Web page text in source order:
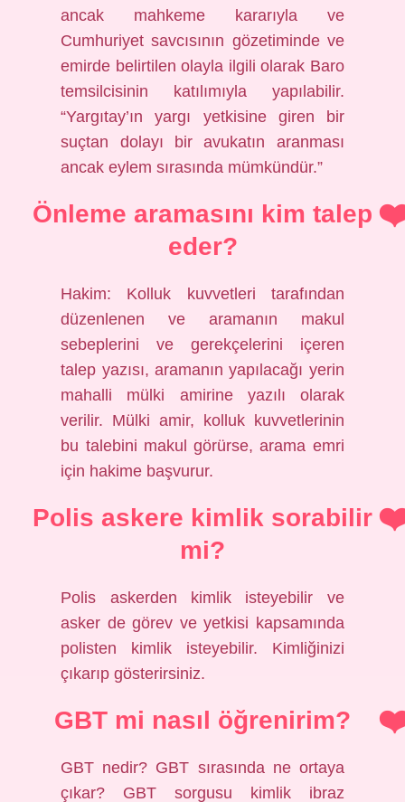
ancak mahkeme kararıyla ve
Cumhuriyet savcısının gözetiminde ve
emirde belirtilen olayla ilgili olarak Baro
temsilcisinin katılımıyla yapılabilir.
“Yargıtay’ın yargı yetkisine giren bir
suçtan dolayı bir avukatın aranması
ancak eylem sırasında mümkündür.”
Önleme aramasını kim talep
eder?
Hakim: Kolluk kuvvetleri tarafından
düzenlenen ve aramanın makul
sebeplerini ve gerekçelerini içeren
talep yazısı, aramanın yapılacağı yerin
mahalli mülki amirine yazılı olarak
verilir. Mülki amir, kolluk kuvvetlerinin
bu talebini makul görürse, arama emri
için hakime başvurur.
Polis askere kimlik sorabilir
mi?
Polis askerden kimlik isteyebilir ve
asker de görev ve yetkisi kapsamında
polisten kimlik isteyebilir. Kimliğinizi
çıkarıp gösterirsiniz.
GBT mi nasıl öğrenirim?
GBT nedir? GBT sırasında ne ortaya
çıkar? GBT sorgusu kimlik ibraz